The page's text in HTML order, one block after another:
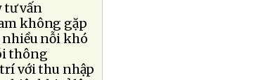
tư vấn
không gặp
nỗi khó
thông
với thu nhập